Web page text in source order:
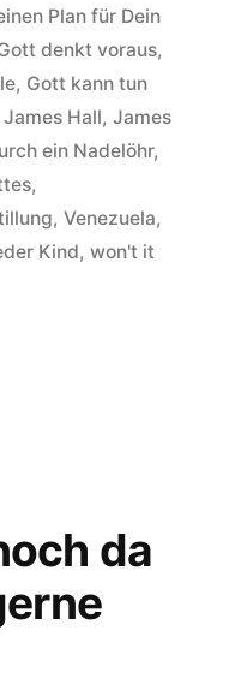
Plan für Dein
denkt voraus,
, Gott kann tun
James Hall, James
ein Nadelöhr,
,
, Venezuela,
Kind, won't it
da